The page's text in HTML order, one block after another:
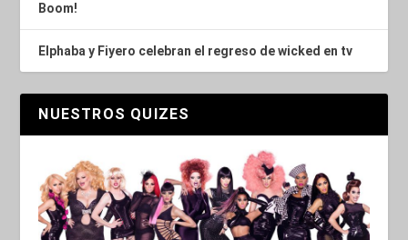
Boom!
Elphaba y Fiyero celebran el regreso de wicked en tv
NUESTROS QUIZES